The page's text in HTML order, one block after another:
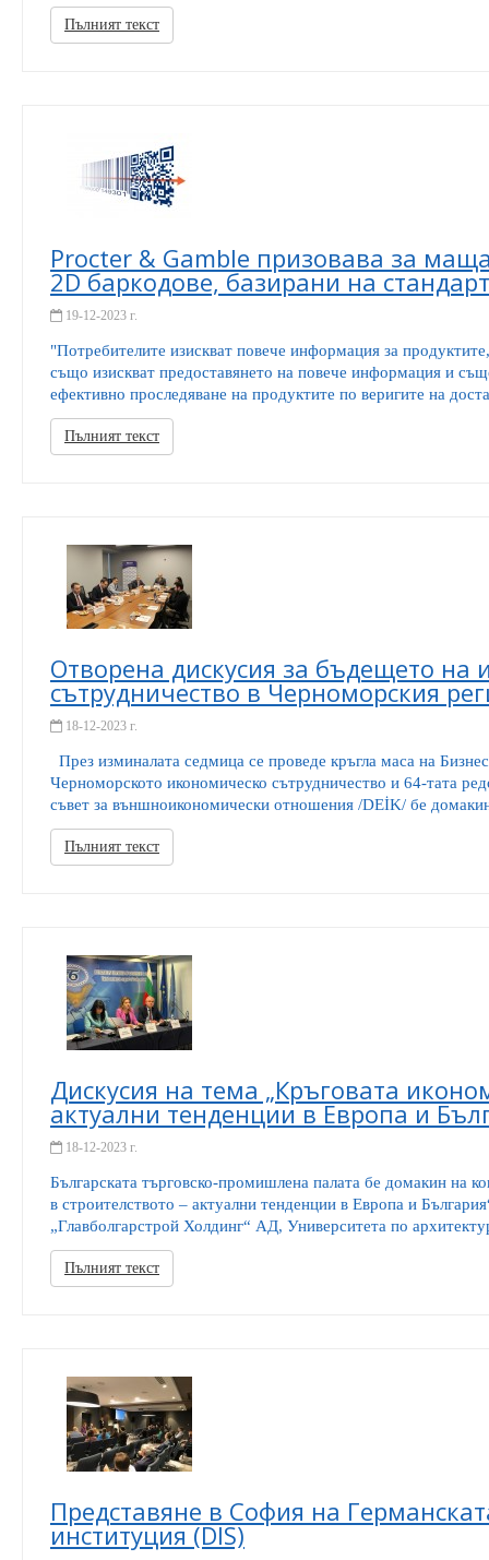
Пълният текст
Procter & Gamble призовава за
2D баркодове, базирани на
19-12-2023 г.
"Потребителите изискват повече информация за
също изискват предоставянето на повече информация и
ефективно проследяване на продуктите по веригите на
Пълният текст
Отворена дискусия за бъдещето на
сътрудничество в Черноморския
18-12-2023 г.
През изминалата седмица се проведе кръгла маса на
Черноморското икономическо сътрудничество и 64-тата
съвет за външноикономически отношения /DEİK/ бе
Пълният текст
Дискусия на тема „Кръговата
актуални тенденции в Европа и
18-12-2023 г.
Българската търговско-промишлена палата бе домакин на
в строителството – актуални тенденции в Европа и
„Главболгарстрой Холдинг“ АД, Университета по
Пълният текст
Представяне в София на
институция (DIS)